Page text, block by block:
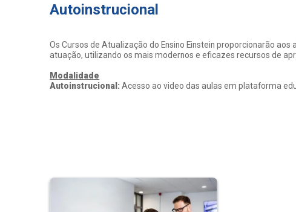
Autoinstrucional
Os Cursos de Atualização do Ensino Einstein proporcionarão
atuação, utilizando os mais modernos e eficazes recursos de
Modalidade
Autoinstrucional:Acesso ao video das aulas em plataforma